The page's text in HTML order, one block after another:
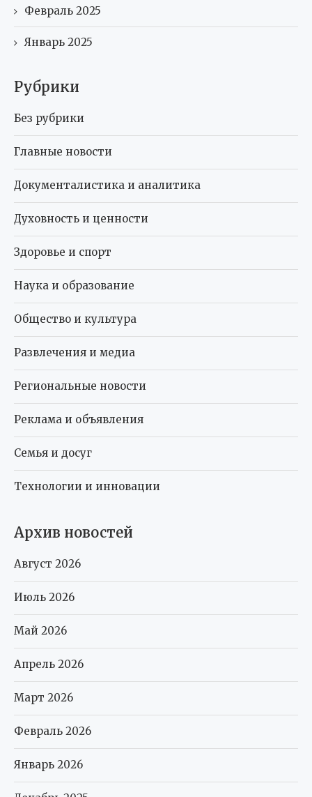
Февраль 2025
Январь 2025
Рубрики
Без рубрики
Главные новости
Документалистика и аналитика
Духовность и ценности
Здоровье и спорт
Наука и образование
Общество и культура
Развлечения и медиа
Региональные новости
Реклама и объявления
Семья и досуг
Технологии и инновации
Архив новостей
Август 2026
Июль 2026
Май 2026
Апрель 2026
Март 2026
Февраль 2026
Январь 2026